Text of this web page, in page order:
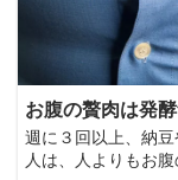
お腹の贅肉は発
週に３回以上、納
人は、人よりもお